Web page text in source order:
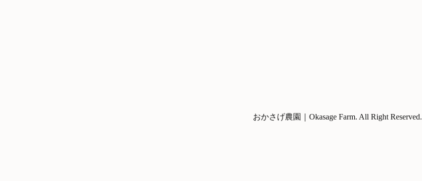
おかさげ農園｜Okasage Farm. All Right Reserved.